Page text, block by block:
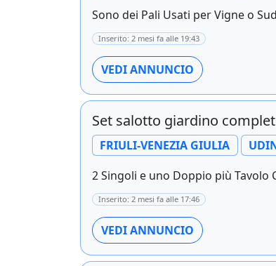
Sono dei Pali Usati per Vigne o
Inserito: 2 mesi fa alle 19:43
VEDI ANNUNCIO
Set salotto giardino
FRIULI-VENEZIA GIULIA
2 Singoli e uno Doppio più Tavolo
Inserito: 2 mesi fa alle 17:46
VEDI ANNUNCIO